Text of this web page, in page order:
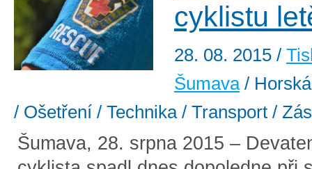
cyklistu
28. 08. 2015 /
Šumava /
/ Ošetření / Technika / Transport /
Šumava, 28. srpna 2015 –